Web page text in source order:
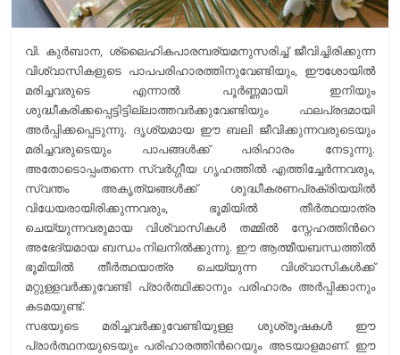
വി. കുര്‍ബാന, ശ്ലൈഹികപാരമ്പര്യമനുസരിച്ച് ജീവിച്ചിരിക്കുന്ന
വിശ്വാസികളുടെ പാപപരിഹാരത്തിനുവേണ്ടിയും, ഈശോയില്‍
മരിച്ചവരുടെ എന്നാല്‍ പൂര്‍ണ്ണമായി ഇനിയും
ശുദ്ധീകരിക്കപ്പെട്ടിട്ടില്ലാത്തവര്‍ക്കുവേണ്ടിയും ഫലപ്രദമായി
അര്‍പ്പിക്കപ്പെടുന്നു. ദൃശ്യമായ ഈ ബലി ജീവിക്കുന്നവരുടെയും
മരിച്ചവരുടെയും പാപങ്ങള്‍ക്ക് പരിഹാരം നേടുന്നു.
അതോടൊപ്പംതന്നെ സ്വര്‍ഗ്ഗീയ ഗൃഹത്തില്‍ എത്തിച്ചേര്‍ന്നവരും,
സ്വന്തം അകൃത്യങ്ങള്‍ക്ക് ശുദ്ധീകരണപ്രക്രിയയില്‍
വിധേയരായിരിക്കുന്നവരും, ഭൂമിയില്‍ തീര്‍ത്ഥയാത്ര
ചെയ്യുന്നവരുമായ വിശ്വാസികള്‍ തമ്മില്‍ സ്നേഹത്തിന്‍റെ
അഭേദ്യമായ ബന്ധം നിലനില്‍ക്കുന്നു. ഈ ആത്മീയബന്ധത്തില്‍
ഭൂമിയില്‍ തീര്‍ത്ഥയാത്ര ചെയ്യുന്ന വിശ്വാസികള്‍ക്ക്
മറ്റുള്ളവര്‍ക്കുവേണ്ടി പ്രാര്‍ത്ഥിക്കാനും പരിഹാരം അര്‍പ്പിക്കാനും
കടമയുണ്ട്.
സഭയുടെ മരിച്ചവര്‍ക്കുവേണ്ടിയുള്ള ശുശ്രൂഷകള്‍ ഈ
പ്രാര്‍ത്ഥനയുടെയും പരിഹാരത്തിന്‍റെയും അടയാളമാണ്. ഈ